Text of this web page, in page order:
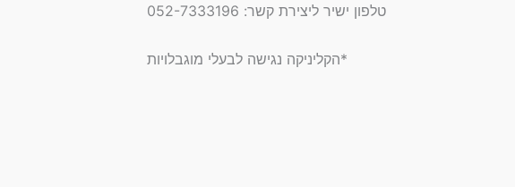
טלפון ישיר ליצירת קשר: 052-7333196
*הקליניקה נגישה לבעלי מוגבלויות